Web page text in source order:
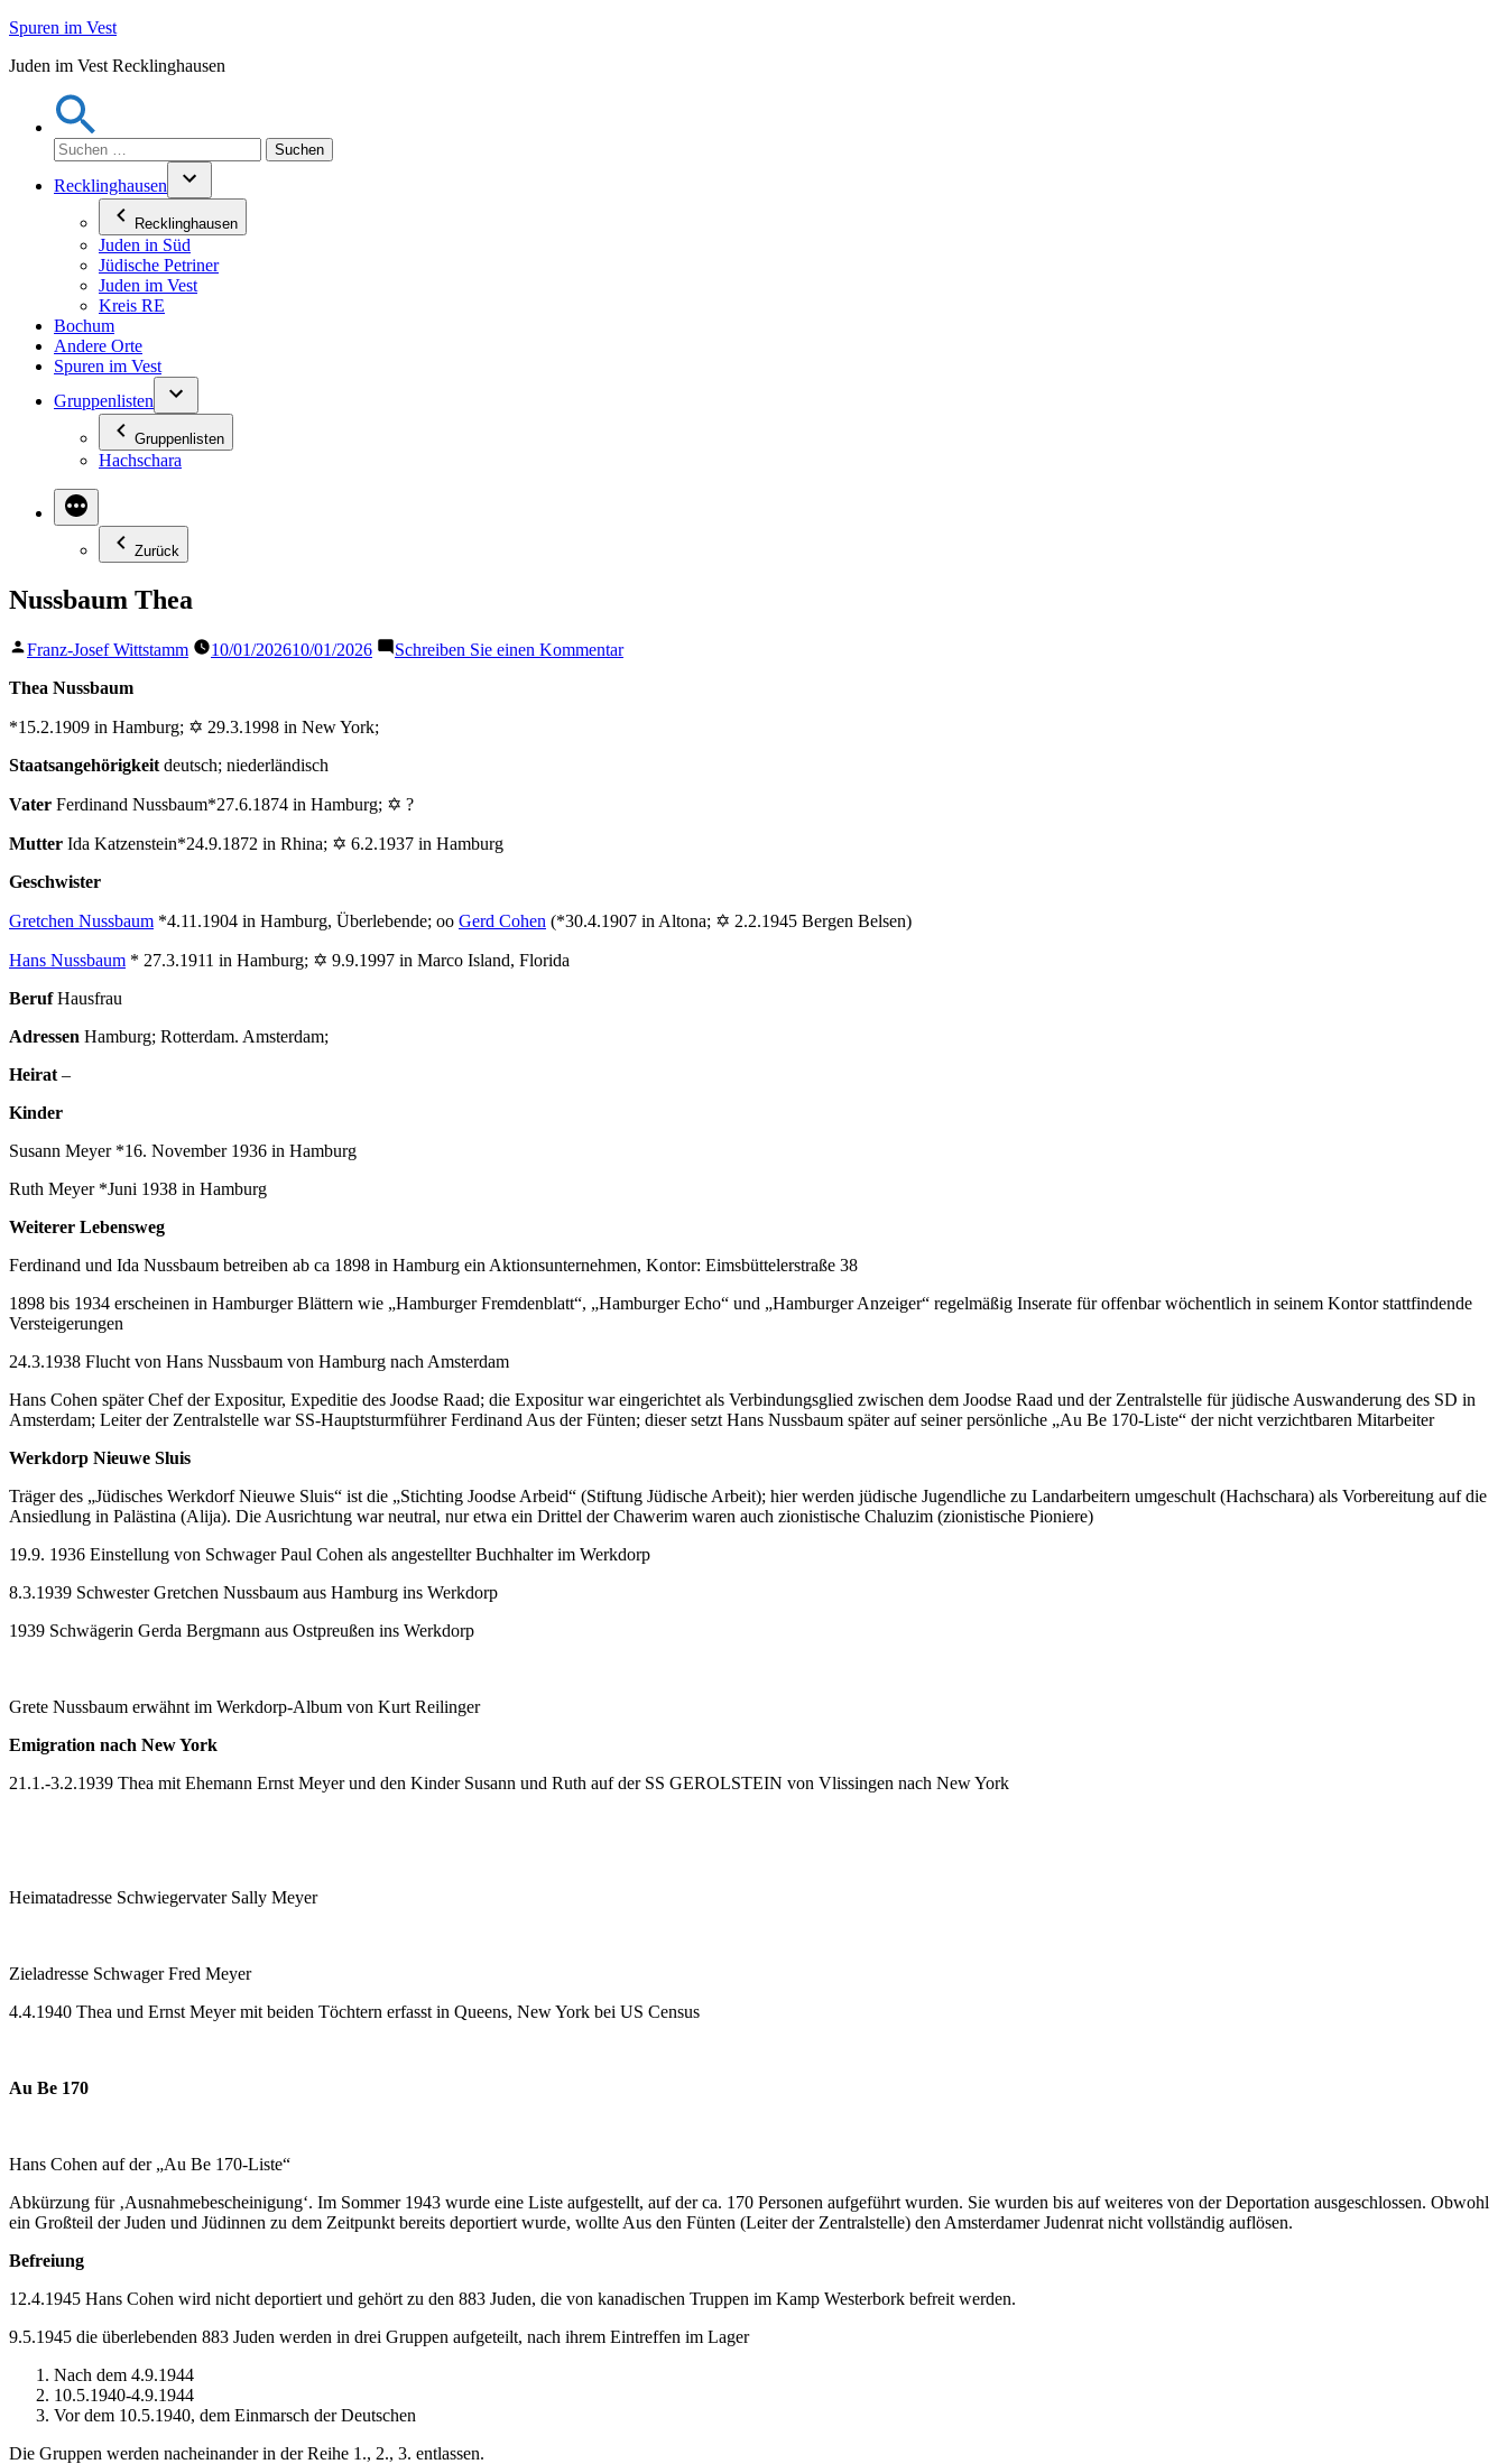
Zum
springen
Spuren im Vest
Juden im Vest Recklinghausen
Suchen
nach:
Recklinghausen
Recklinghausen
Juden in Süd
Jüdische Petriner
Juden im Vest
Kreis RE
Bochum
Andere Orte
Spuren im Vest
Gruppenlisten
Gruppenlisten
Hachschara
Zurück
Nussbaum Thea
Veröffentlicht
Franz-Josef Wittstamm 10/01/202610/01/2026 Schreiben Sie einen Kommentarzu
Thea Nussbaum
*15.2.1909 in Hamburg; ✡ 29.3.1998 in New York;
Staatsangehörigkeit deutsch; niederländisch
Vater Ferdinand Nussbaum*27.6.1874 in Hamburg; ✡ ?
Mutter Ida Katzenstein*24.9.1872 in Rhina; ✡ 6.2.1937 in Hamburg
Geschwister
Gretchen Nussbaum *4.11.1904 in Hamburg, Überlebende; oo Gerd Cohen (*30.4.1907 in Altona; ✡ 2.2.1945 Bergen Belsen)
Hans Nussbaum * 27.3.1911 in Hamburg; ✡ 9.9.1997 in Marco Island, Florida
BerufHausfrau
Adressen Hamburg; Rotterdam. Amsterdam;
Heirat –
Kinder
Susann Meyer *16. November 1936 in Hamburg
Ruth Meyer *Juni 1938 in Hamburg
Weiterer Lebensweg
Ferdinand und Ida Nussbaum betreiben ab ca 1898 in Hamburg ein Aktionsunternehmen, Kontor: Eimsbüttelerstraße 38
1898 bis 1934 erscheinen in Hamburger Blättern wie „Hamburger Fremdenblatt“, „Hamburger Echo“ und „Hamburger Anzeiger“ regelmäßig Inserate für offenbar wöchentlich in seinem Kontor stattfindende
Versteigerungen
24.3.1938 Flucht von Hans Nussbaum von Hamburg nach Amsterdam
Hans Cohen später Chef der Expositur, Expeditie des Joodse Raad; die Expositur war eingerichtet als Verbindungsglied zwischen dem Joodse Raad und der Zentralstelle für jüdische Auswanderung des SD in
Amsterdam; Leiter der Zentralstelle war SS-Hauptsturmführer Ferdinand Aus der Fünten; dieser setzt Hans Nussbaum später auf seiner persönliche „Au Be 170-Liste“ der nicht verzichtbaren Mitarbeiter
Werkdorp Nieuwe Sluis
Träger des „Jüdisches Werkdorf Nieuwe Sluis“ ist die „Stichting Joodse Arbeid“ (Stiftung Jüdische Arbeit); hier werden jüdische Jugendliche zu Landarbeitern umgeschult (Hachschara) als Vorbereitung auf die
Ansiedlung in Palästina (Alija). Die Ausrichtung war neutral, nur etwa ein Drittel der Chawerim waren auch zionistische Chaluzim (zionistische Pioniere)
19.9. 1936 Einstellung von Schwager Paul Cohen als angestellter Buchhalter im Werkdorp
8.3.1939 Schwester Gretchen Nussbaum aus Hamburg ins Werkdorp
1939 Schwägerin Gerda Bergmann aus Ostpreußen ins Werkdorp
Grete Nussbaum erwähnt im Werkdorp-Album von Kurt Reilinger
Emigration nach New York
21.1.-3.2.1939 Thea mit Ehemann Ernst Meyer und den Kinder Susann und Ruth auf der SS GEROLSTEIN von Vlissingen nach New York
Heimatadresse Schwiegervater Sally Meyer
Zieladresse Schwager Fred Meyer
4.4.1940 Thea und Ernst Meyer mit beiden Töchtern erfasst in Queens, New York bei US Census
Au Be 170
Hans Cohen auf der „Au Be 170-Liste“
Abkürzung für ‚Ausnahmebescheinigung‘. Im Sommer 1943 wurde eine Liste aufgestellt, auf der ca. 170 Personen aufgeführt wurden. Sie wurden bis auf weiteres von der Deportation ausgeschlossen. Obwohl
ein Großteil der Juden und Jüdinnen zu dem Zeitpunkt bereits deportiert wurde, wollte Aus den Fünten (Leiter der Zentralstelle) den Amsterdamer Judenrat nicht vollständig auflösen.
Befreiung
12.4.1945 Hans Cohen wird nicht deportiert und gehört zu den 883 Juden, die von kanadischen Truppen im Kamp Westerbork befreit werden.
9.5.1945 die überlebenden 883 Juden werden in drei Gruppen aufgeteilt, nach ihrem Eintreffen im Lager
Nach dem 4.9.1944
10.5.1940-4.9.1944
Vor dem 10.5.1940, dem Einmarsch der Deutschen
Die Gruppen werden nacheinander in der Reihe 1., 2., 3. entlassen.